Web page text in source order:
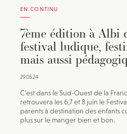
EN CONTINU
7ème édition à Albi
festival ludique,
mais aussi
29.05.24
C’est dans le Sud-Ouest de la
retrouvera les 6,7 et 8 juin le
parents à destination des enfants
plus sur le manger bien et bon.